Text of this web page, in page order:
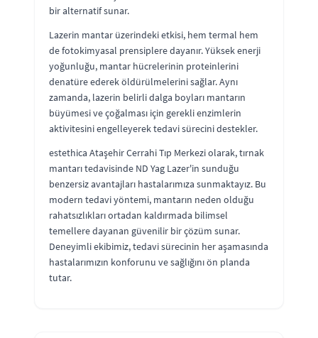
bir alternatif sunar.
Lazerin mantar üzerindeki etkisi, hem termal hem
de fotokimyasal prensiplere dayanır. Yüksek enerji
yoğunluğu, mantar hücrelerinin proteinlerini
denatüre ederek öldürülmelerini sağlar. Aynı
zamanda, lazerin belirli dalga boyları mantarın
büyümesi ve çoğalması için gerekli enzimlerin
aktivitesini engelleyerek tedavi sürecini destekler.
estethica Ataşehir Cerrahi Tıp Merkezi olarak, tırnak
mantarı tedavisinde ND Yag Lazer'in sunduğu
benzersiz avantajları hastalarımıza sunmaktayız. Bu
modern tedavi yöntemi, mantarın neden olduğu
rahatsızlıkları ortadan kaldırmada bilimsel
temellere dayanan güvenilir bir çözüm sunar.
Deneyimli ekibimiz, tedavi sürecinin her aşamasında
hastalarımızın konforunu ve sağlığını ön planda
tutar.